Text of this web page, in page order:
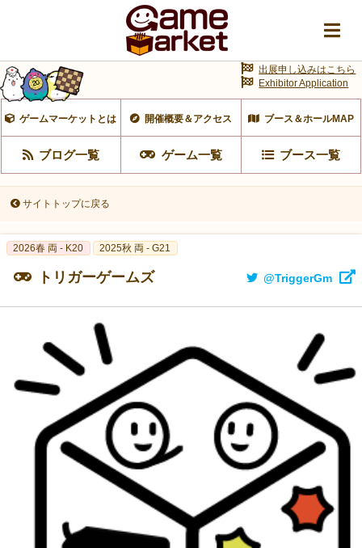
ゲームマーケットとは 開催概要＆アクセス ブース＆ホールMAP
ブログ一覧 ゲーム一覧 ブース一覧
出展申し込みはこちら
Exhibitor Application
サイトトップに戻る
2026春 両 - K20 2025秋 両 - G21
トリガーゲームズ @TriggerGm